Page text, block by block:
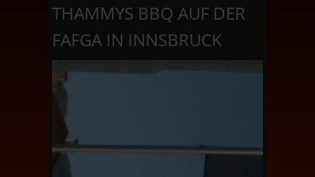
THAMMYS BBQ AUF DER
FAFGA IN INNSBRUCK